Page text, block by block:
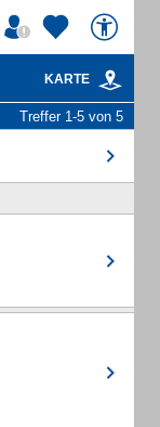
KARTE
Treffer 1-5 von 5